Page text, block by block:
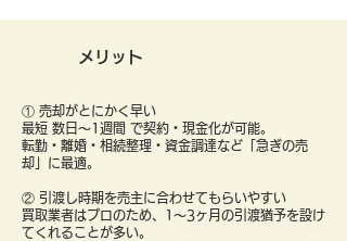
メリット
① 売却がとにかく早い
最短 数日〜1週間 で契約・現金化が可能。
転勤・離婚・相続整理・資金調達など「急ぎの売
却」に最適。
② 引渡し時期を売主に合わせてもらいやすい
買取業者はプロのため、1〜3ヶ月の引渡猶予を設け
てくれることが多い。